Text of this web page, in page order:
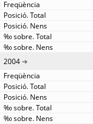
2004